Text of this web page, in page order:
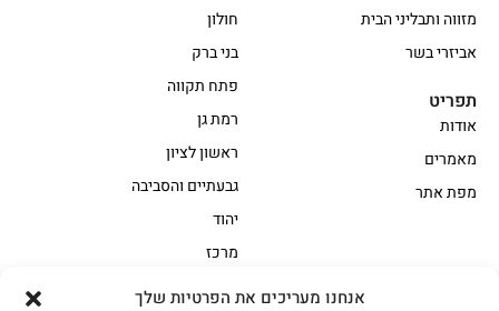
אנחנו מעריכים את הפרטיות שלך
חולון
בני ברק
פתח תקווה
רמת גן
ראשון לציון
גבעתיים והסביבה
יהוד
מרכז
מזווה ותבליני הבית
אביזרי בשר
תפריט
אודות
מאמרים
מפת אתר